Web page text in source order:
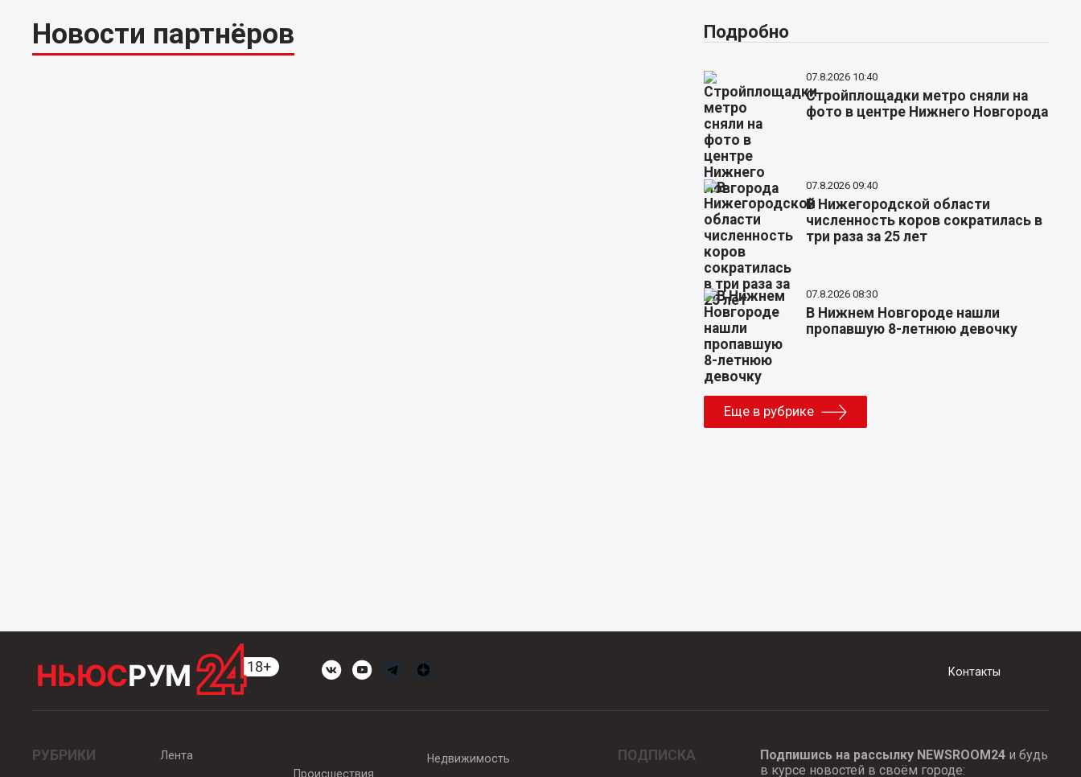
Новости партнёров Подробно
07.8.2026 10:40
Стройплощадки метро сняли на
фото в центре Нижнего Новгорода
07.8.2026 09:40
В Нижегородской области
численность коров сократилась в
три раза за 25 лет
07.8.2026 08:30
В Нижнем Новгороде нашли
пропавшую 8-летнюю девочку
Еще в рубрике
Контакты
РУБРИКИ
Лента
Происшествия
Недвижимость ПОДПИСКА Подпишись на рассылку NEWSROOM24и будь
в курсе новостей в своём городе: